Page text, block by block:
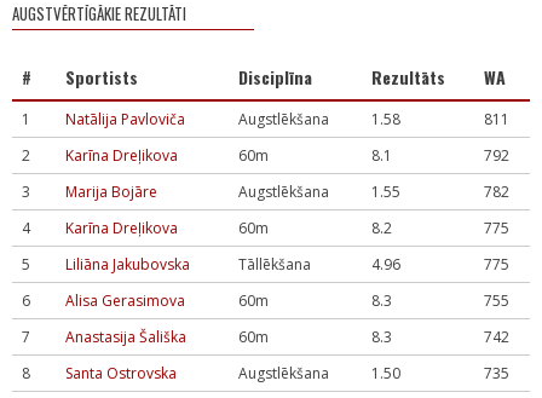
AUGSTVĒRTĪGĀKIE REZULTĀTI
# Sportists Disciplīna Rezultāts WA
1 Natālija Pavloviča Augstlēkšana 1.58
811
2
Karīna Dreļikova 60m 8.1
792
3
Marija Bojāre Augstlēkšana 1.55
782
4
Karīna Dreļikova 60m 8.2
775
5
Liliāna Jakubovska Tāllēkšana 4.96
775
6
Alisa Gerasimova 60m 8.3
755
7
Anastasija Šališka 60m 8.3
742
8
Santa Ostrovska Augstlēkšana 1.50
735